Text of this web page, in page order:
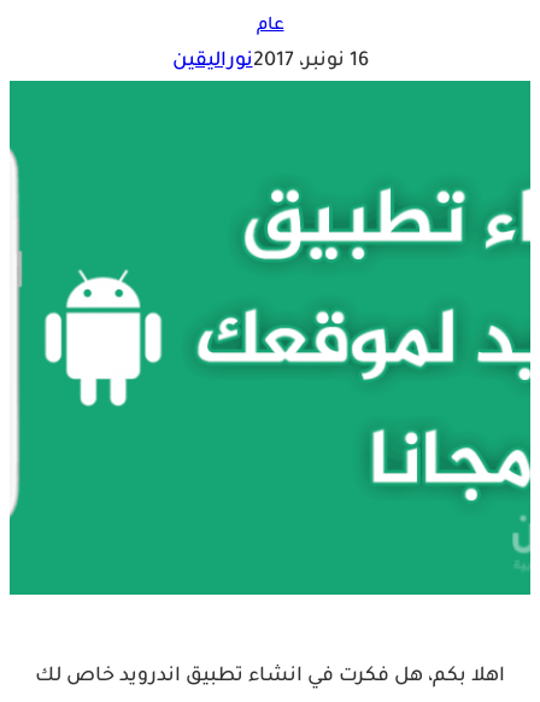
عام
16 نونبر، 2017 نوراليقين
اهلا بكم، هل فكرت في انشاء تطبيق اندرويد خاص لك